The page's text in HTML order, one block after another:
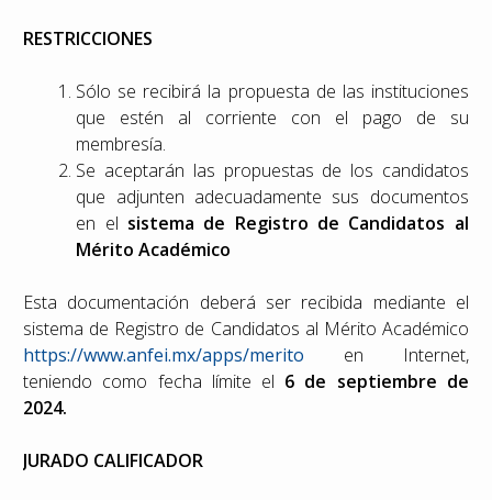
RESTRICCIONES
Sólo se recibirá la propuesta de las instituciones
que estén al corriente con el pago de su
membresía.
Se aceptarán las propuestas de los candidatos
que adjunten adecuadamente sus documentos
en el sistema de Registro de Candidatos al
Mérito Académico
Esta documentación deberá ser recibida mediante el
sistema de Registro de Candidatos al Mérito Académico
https://www.anfei.mx/apps/merito en Internet,
teniendo como fecha límite el 6 de septiembre de
2024.
JURADO CALIFICADOR